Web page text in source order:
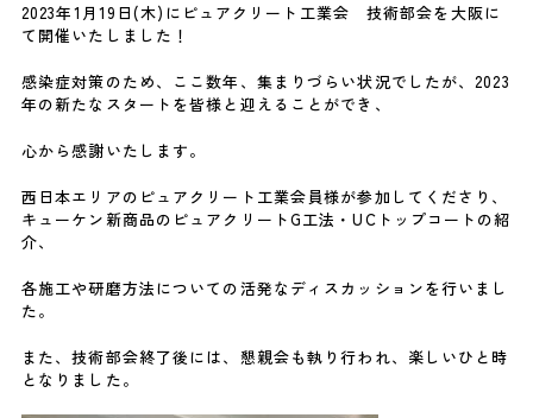
2023年1月19日(木)にピュアクリート工業会 技術部会を大阪に
て開催いたしました！
感染症対策のため、ここ数年、集まりづらい状況でしたが、2023
年の新たなスタートを皆様と迎えることができ、
心から感謝いたします。
西日本エリアのピュアクリート工業会員様が参加してくださり、
キューケン新商品のピュアクリートG工法・UCトップコートの紹
介、
各施工や研磨方法についての活発なディスカッションを行いまし
た。
また、技術部会終了後には、懇親会も執り行われ、楽しいひと時
となりました。